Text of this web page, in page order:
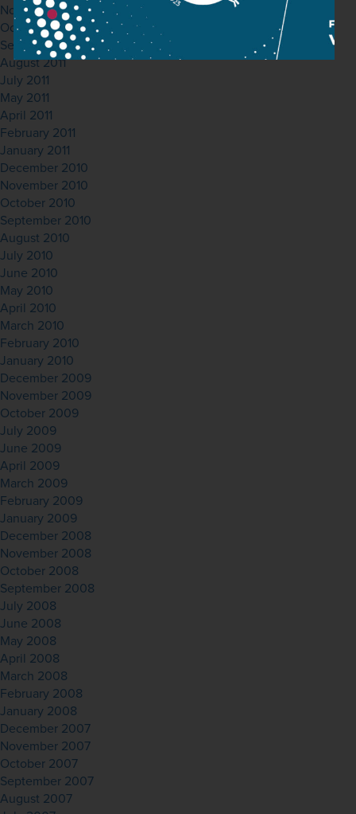
November 2011
October 2011
September 2011
August 2011
July 2011
May 2011
April 2011
February 2011
January 2011
December 2010
November 2010
October 2010
September 2010
August 2010
July 2010
June 2010
May 2010
April 2010
March 2010
February 2010
January 2010
December 2009
November 2009
October 2009
July 2009
June 2009
April 2009
March 2009
February 2009
January 2009
December 2008
November 2008
October 2008
September 2008
July 2008
June 2008
May 2008
April 2008
March 2008
February 2008
January 2008
December 2007
November 2007
October 2007
September 2007
August 2007